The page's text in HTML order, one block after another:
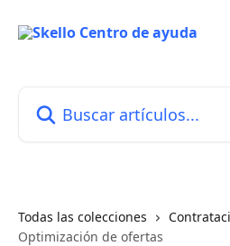
Todas las colecciones
Optimización de ofertas